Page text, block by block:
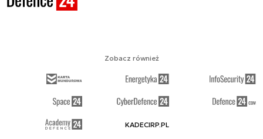
Zobacz również
KADECIRP.PL